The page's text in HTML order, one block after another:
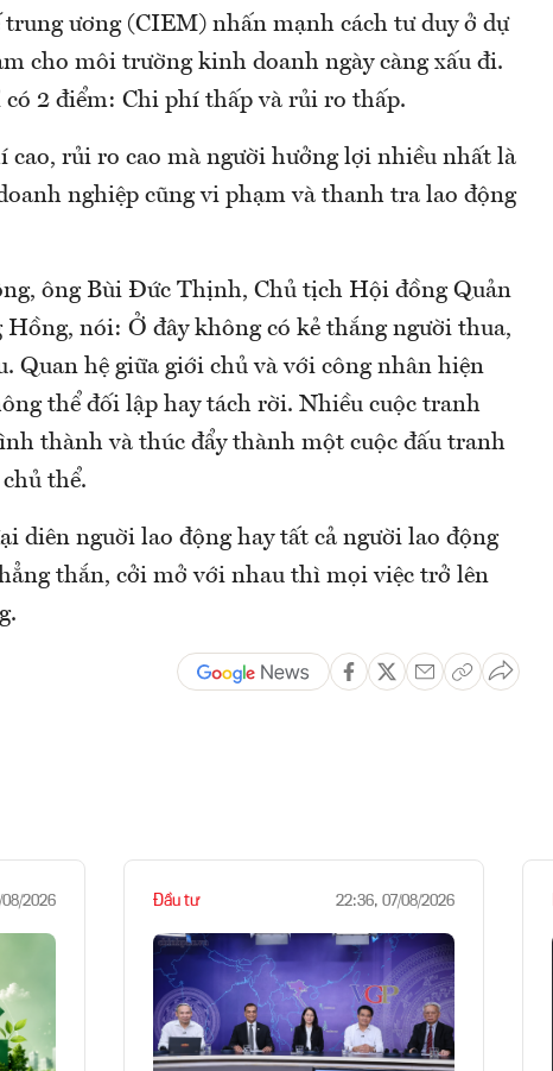
ương (CIEM) nhấn mạnh cách tư duy ở dự
cho môi trường kinh doanh ngày càng xấu đi.
2 điểm: Chi phí thấp và rủi ro thấp.
cao, rủi ro cao mà người hưởng lợi nhiều nhất là
nghiệp cũng vi phạm và thanh tra lao động
ông Bùi Đức Thịnh, Chủ tịch Hội đồng Quản
Hồng, nói: Ở đây không có kẻ thắng người thua,
Quan hệ giữa giới chủ và với công nhân hiện
thể đối lập hay tách rời. Nhiều cuộc tranh
thành và thúc đẩy thành một cuộc đấu tranh
thể.
diên nguời lao động hay tất cả người lao động
thắn, cởi mở với nhau thì mọi việc trở lên
2026 Đầu tư 22:36, 07/08/2026